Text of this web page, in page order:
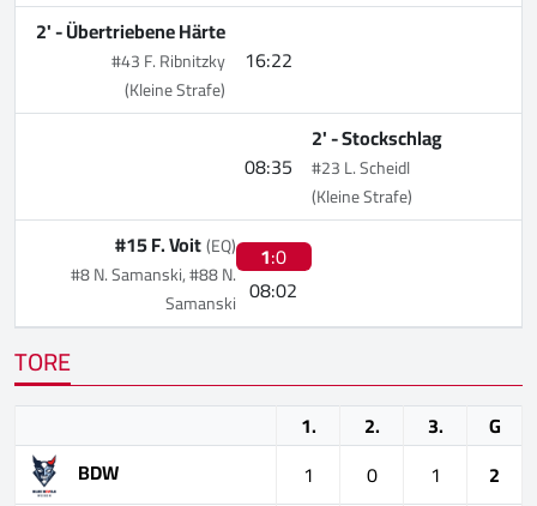
16:22
2' -Übertriebene Härte
#43 F. Ribnitzky
(Kleine Strafe)
08:35
2' -Stockschlag
#23 L. Scheidl
(Kleine Strafe)
1:0
08:02
#15 F. Voit(EQ)
#8 N. Samanski, #88 N.
Samanski
TORE
1. 2. 3.
G
BDW
1 0 1
2